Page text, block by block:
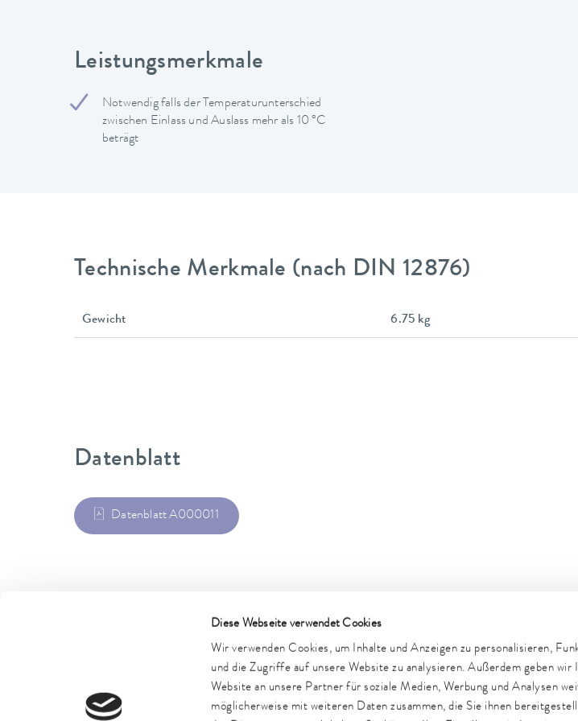
Diese Webseite verwendet Cookies
Wir verwenden Cookies, um Inhalte und Anzeigen zu personalisieren,
und die Zugriffe auf unsere Website zu analysieren. Außerdem geben
Website an unsere Partner für soziale Medien, Werbung und Analysen
möglicherweise mit weiteren Daten zusammen, die Sie ihnen
Leistungsmerkmale
Notwendig falls der Temperaturunterschied
zwischen Einlass und Auslass mehr als 10 °C
beträgt
Technische Merkmale (nach DIN 12876)
Gewicht 6.75 kg
Datenblatt
Datenblatt A000011
LAUDA FabrikGalerie
Impressum Garantiebedingungen